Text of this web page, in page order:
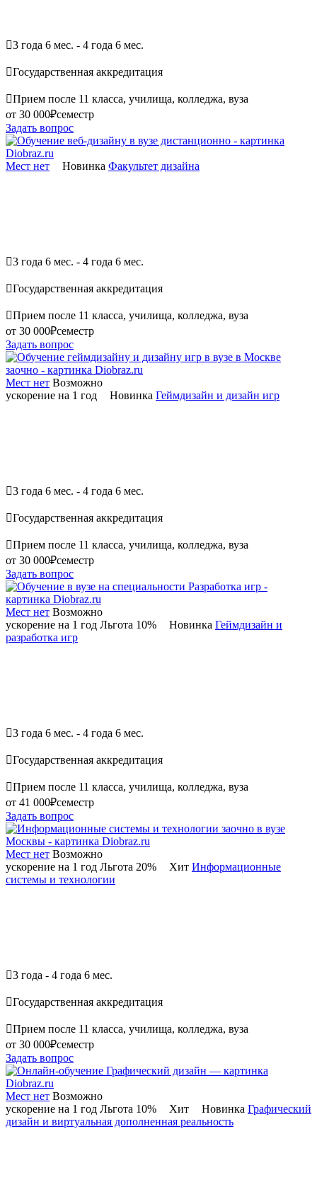
3 года 6 мес. - 4 года 6 мес.
Государственная аккредитация
Прием после 11 класса, училища, колледжа, вуза
от 30 000₽семестр
Задать вопрос
Мест нет Новинка Факультет дизайна
3 года 6 мес. - 4 года 6 мес.
Государственная аккредитация
Прием после 11 класса, училища, колледжа, вуза
от 30 000₽семестр
Задать вопрос
Мест нет Возможно
ускорение на 1 год
Новинка Геймдизайн и дизайн игр
3 года 6 мес. - 4 года 6 мес.
Государственная аккредитация
Прием после 11 класса, училища, колледжа, вуза
от 30 000₽семестр
Задать вопрос
Мест нет Возможно
ускорение на 1 год Льгота 10% Новинка Геймдизайн и
разработка игр
3 года 6 мес. - 4 года 6 мес.
Государственная аккредитация
Прием после 11 класса, училища, колледжа, вуза
от 41 000₽семестр
Задать вопрос
Мест нет Возможно
ускорение на 1 год Льгота 20% Хит Информационные
системы и технологии
3 года - 4 года 6 мес.
Государственная аккредитация
Прием после 11 класса, училища, колледжа, вуза
от 30 000₽семестр
Задать вопрос
Мест нет Возможно
ускорение на 1 год Льгота 10% Хит Новинка Графический
дизайн и виртуальная дополненная реальность